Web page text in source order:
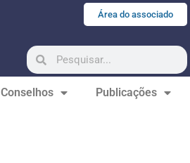
Área do associado
Conselhos Publicações